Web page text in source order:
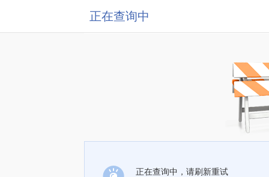
正在查询中
正在查询中，请刷新重试